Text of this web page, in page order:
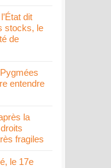
dit
stocks, le
de
entendre
la
fragiles
le 17e